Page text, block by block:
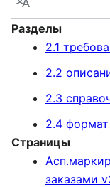
Язык
Разделы
2.1
2.2
2.3
2.4
Страницы
заказами